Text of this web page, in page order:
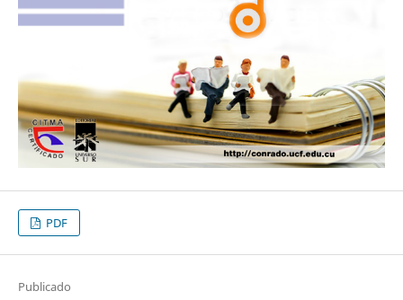
PDF
Publicado